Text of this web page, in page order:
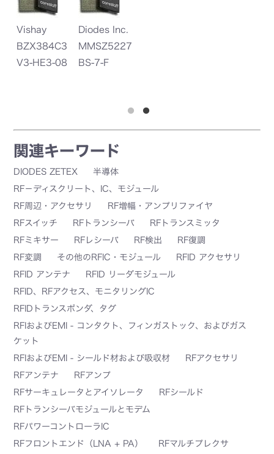
Vishay
BZX384C3
V3-HE3-08
Diodes Inc.
MMSZ5227
BS-7-F
関連キーワード
DIODES ZETEX
半導体
RF－ディスクリート、IC、モジュール
RF周辺・アクセサリ
RF増幅・アンプリファイヤ
RFスイッチ
RFトランシーバ
RFトランスミッタ
RFミキサー
RFレシーバ RF検出
RF復調
RF変調
その他のRFIC・モジュール
RFID アクセサリ
RFID アンテナ
RFID リーダモジュール
RFID、RFアクセス、モニタリングIC
RFIDトランスポンダ、タグ
RFIおよびEMI - コンタクト、フィンガストック、およびガス
ケット
RFIおよびEMI - シールド材および吸収材
RFアクセサリ
RFアンテナ
RFアンプ
RFサーキュレータとアイソレータ
RFシールド
RFトランシーバモジュールとモデム
RFパワーコントローラIC
RFフロントエンド（LNA + PA）
RFマルチプレクサ